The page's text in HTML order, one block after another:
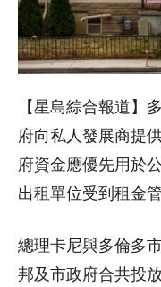
【星島綜合報道】
府向私人發展商提
府資金應優先用於
出租單位受到租金管
總理卡尼與多倫多
邦及市政府合共投